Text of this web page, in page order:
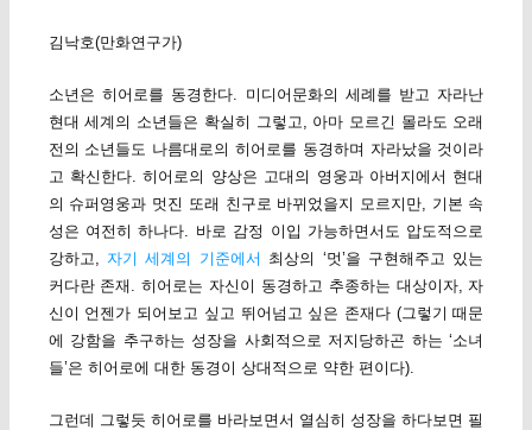
김낙호(만화연구가)
소년은 히어로를 동경한다. 미디어문화의 세례를 받고 자라난
현대 세계의 소년들은 확실히 그렇고, 아마 모르긴 몰라도 오래
전의 소년들도 나름대로의 히어로를 동경하며 자라났을 것이라
고 확신한다. 히어로의 양상은 고대의 영웅과 아버지에서 현대
의 슈퍼영웅과 멋진 또래 친구로 바뀌었을지 모르지만, 기본 속
성은 여전히 하나다. 바로 감정 이입 가능하면서도 압도적으로
강하고,자기 세계의 기준에서 최상의 ‘멋’을 구현해주고 있는
커다란 존재. 히어로는 자신이 동경하고 추종하는 대상이자, 자
신이 언젠가 되어보고 싶고 뛰어넘고 싶은 존재다 (그렇기 때문
에 강함을 추구하는 성장을 사회적으로 저지당하곤 하는 ‘소녀
들’은 히어로에 대한 동경이 상대적으로 약한 편이다).
그런데 그렇듯 히어로를 바라보면서 열심히 성장을 하다보면 필